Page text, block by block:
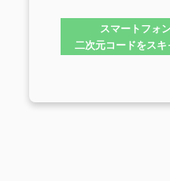
スマートフォ
二次元コードをス